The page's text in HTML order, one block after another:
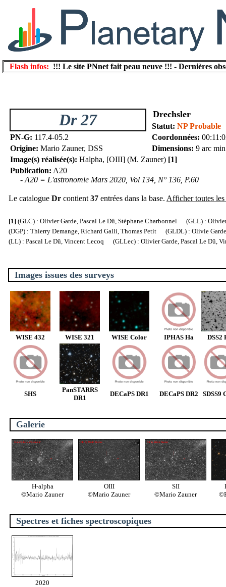
Flash infos: !!! Le site PNnet fait peau neuve !!! - Dernières
Dr 27 Drechsler
Statut: NP Probable
PN-G: 117.4-05.2 Coordonnées:
Origine: Mario Zauner, DSS Dimensions: 9 arc min
Image(s) réalisée(s): Halpha, [OIII] (M. Zauner) [1]
Publication: A20
- A20 = L'astronomie Mars 2020, Vol 134, N° 136, P.60
Le catalogue Dr contient 37 entrées dans la base. Afficher toutes les
[1] (GLC) : Olivier Garde, Pascal Le Dû, Stéphane Charbonnel (GLL) :
(DGP) : Thierry Demange, Richard Galli, Thomas Petit (GLDL) : Olivie
(LL) : Pascal Le Dû, Vincent Lecoq (GLLec) : Olivier Garde, Pascal Le Dû,
Images issues des surveys
WISE 432 WISE 321 WISE Color IPHAS Ha DSS2
SHS
PanSTARRS
DR1
DECaPS DR1 DECaPS DR2 SDSS9
Galerie
H-alpha
©Mario Zauner
OIII
©Mario Zauner
SII
©Mario Zauner
Spectres et fiches spectroscopiques
2020